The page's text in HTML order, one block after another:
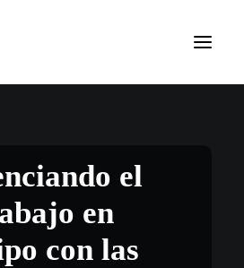
el
en
con las